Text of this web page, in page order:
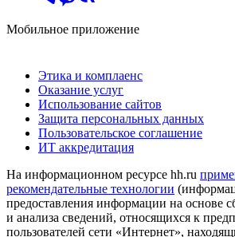
Мобильное приложение
Этика и комплаенс
Оказание услуг
Использование сайтов
Защита персональных данных
Пользовательское соглашение
ИТ аккредитация
На информационном ресурсе hh.ru
рекомендательные технологии
предоставления информации на основе
и анализа сведений, относящихся к
пользователей сети «Интернет»,